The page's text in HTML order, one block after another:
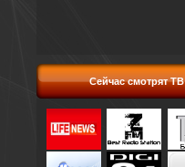
Сейчас смотрят ТВ